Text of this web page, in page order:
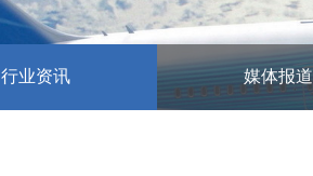
行业资讯 媒体报道